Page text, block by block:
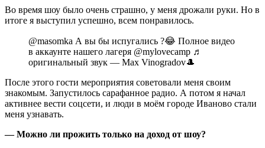
Во время шоу было очень страшно, у меня дрожали руки. Но в
итоге я выступил успешно, всем понравилось.
@masomka А вы бы испугались ?😂 Полное видео
в аккаунте нашего лагеря @mylovecamp ♬
оригинальный звук — Max Vinogradov🎩
После этого гости мероприятия советовали меня своим
знакомым. Запустилось сарафанное радио. А потом я начал
активнее вести соцсети, и люди в моём городе Иваново стали
меня узнавать.
— Можно ли прожить только на доход от шоу?